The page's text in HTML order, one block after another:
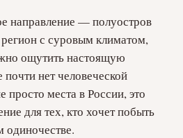
направление — полуостров
с суровым климатом,
ощутить настоящую
нет человеческой
места в России, это
для тех, кто хочет побыть
одиночестве.